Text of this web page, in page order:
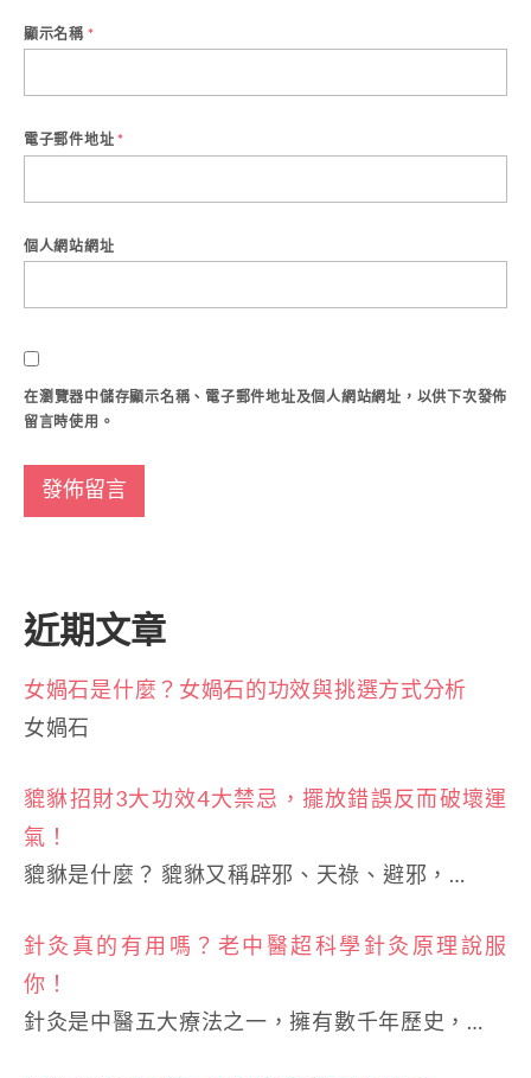
顯示名稱 *
電子郵件地址 *
個人網站網址
在瀏覽器中儲存顯示名稱、電子郵件地址及個人網站網址，以供下次發佈
留言時使用。
近期文章
女媧石是什麼？女媧石的功效與挑選方式分析
女媧石
貔貅招財3大功效4大禁忌，擺放錯誤反而破壞運
氣！
貔貅是什麼？ 貔貅又稱辟邪、天祿、避邪，…
針灸真的有用嗎？老中醫超科學針灸原理說服
你！
針灸是中醫五大療法之一，擁有數千年歷史，…